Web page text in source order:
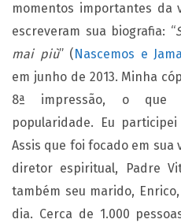
momentos importantes da
escreveram sua biografia: “
mai più” ( Nascemos e
em junho de 2013. Minha
8ª impressão, o que
popularidade. Eu
Assis que foi focado em
diretor espiritual, Padre
também seu marido,
dia. Cerca de 1.000